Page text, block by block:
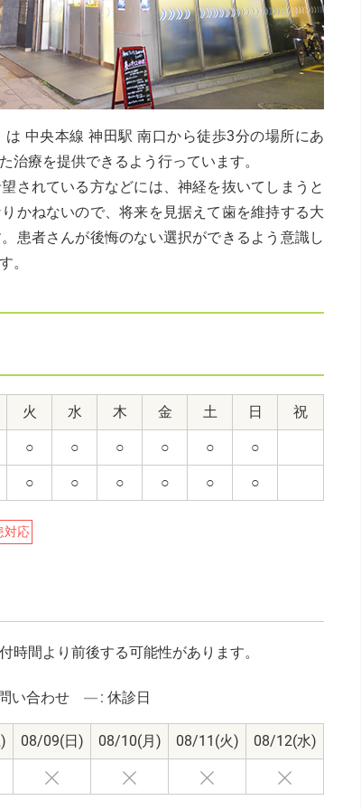
は 中央本線 神田駅 南口から徒歩3分の場所にあ
治療を提供できるよう行っています。
されている方などには、神経を抜いてしまうと
かねないので、将来を見据えて歯を維持する大
患者さんが後悔のない選択ができるよう意識し
。
火 水 木 金 土 日 祝
○ ○ ○ ○ ○ ○
○ ○ ○ ○ ○ ○
対応
時間より前後する可能性があります。
い合わせ : 休診日
08/09(日) 08/10(月) 08/11 (火) 08/12(水)